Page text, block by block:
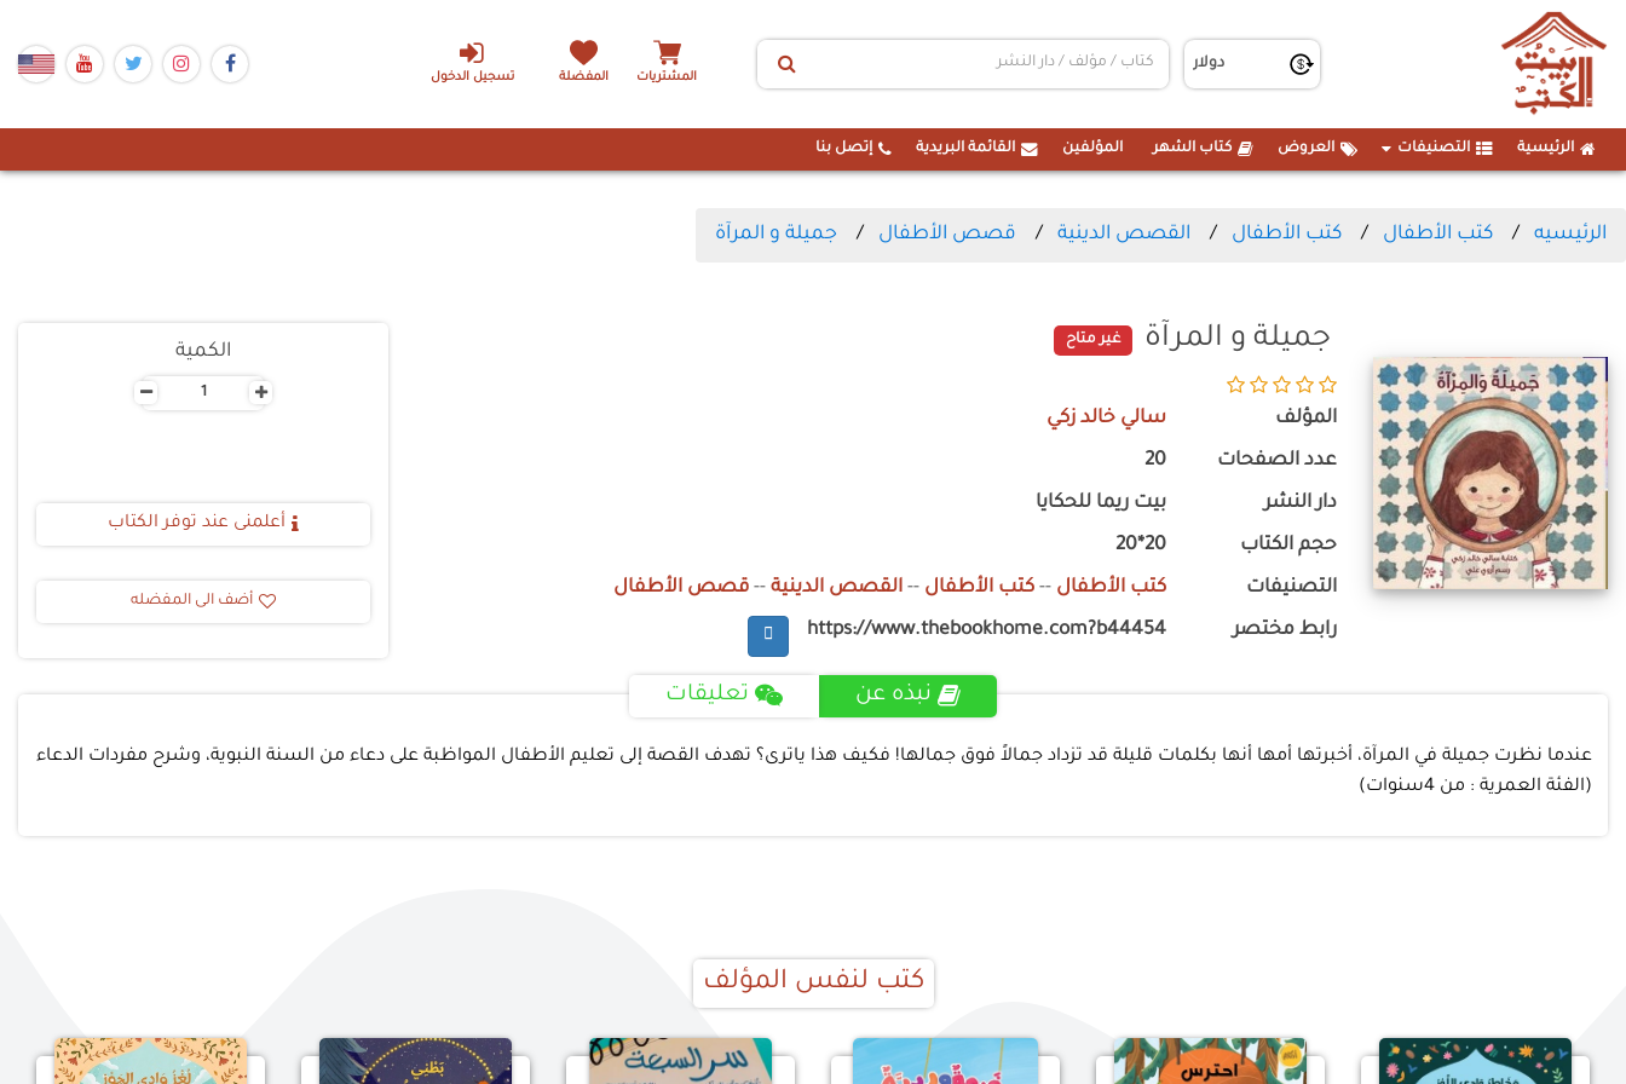
تسجيل الدخول المشتريات المفضلة
الرئيسية التصنيفات العروض كتاب الشهر المؤلفين القائمة البريدية إتصل بنا
الرئيسيه كتب الأطفال كتب الأطفال القصص الدينية قصص الأطفال جميلة و المرآة
جميلة و المرآة غير متاح
المؤلف سالي خالد زكي
عدد الصفحات 20
دار النشر بيت ريما للحكايا
حجم الكتاب 20*20
التصنيفات كتب الأطفال -- كتب الأطفال -- القصص الدينية -- قصص الأطفال
رابط مختصر https://www.thebookhome.com?b44454
الكمية
- +
أعلمنى عند توفر الكتاب
أضف الى المفضله
نبذه عن تعليقات
عندما نظرت جميلة في المرآة، أخبرتها أمها أنها بكلمات قليلة قد تزداد جمالاً فوق جمالها! فكيف هذا ياترى؟ تهدف القصة إلى تعليم الأطفال المواظبة على دعاء من السنة النبوية، وشرح مفردات الدعاء
(الفئة العمرية : من 4سنوات)
كتب لنفس المؤلف